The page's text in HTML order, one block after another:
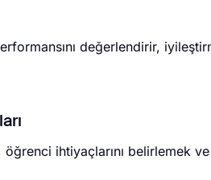
değerlendirir,
öğrenci ihtiyaçlarını belirlemek